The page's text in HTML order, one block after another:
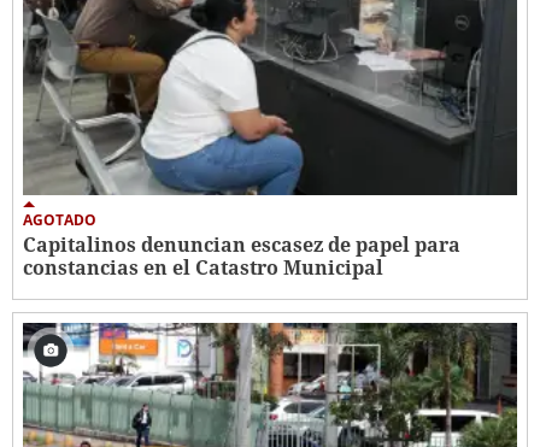
AGOTADO
Capitalinos denuncian escasez de papel para
constancias en el Catastro Municipal